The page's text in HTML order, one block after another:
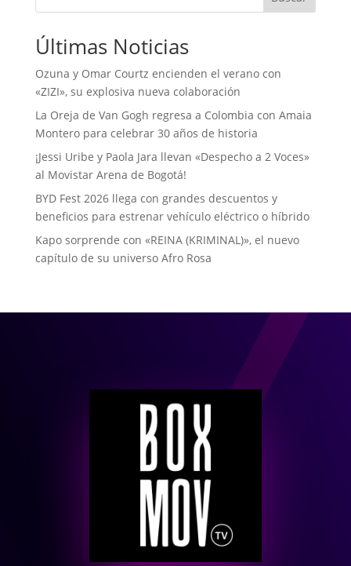
Últimas Noticias
Ozuna y Omar Courtz encienden el verano con
«ZIZI», su explosiva nueva colaboración
La Oreja de Van Gogh regresa a Colombia con Amaia
Montero para celebrar 30 años de historia
¡Jessi Uribe y Paola Jara llevan «Despecho a 2 Voces»
al Movistar Arena de Bogotá!
BYD Fest 2026 llega con grandes descuentos y
beneficios para estrenar vehículo eléctrico o híbrido
Kapo sorprende con «REINA (KRIMINAL)», el nuevo
capítulo de su universo Afro Rosa